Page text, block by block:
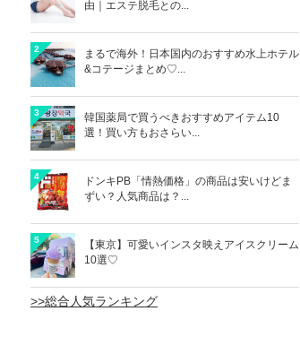
由｜エステ脱毛との...
2
まるで海外！日本国内のおすすめ水上ホテル
&コテージまとめ♡...
3
韓国薬局で買うべきおすすめアイテム10
選！買い方もおさらい...
4
ドンキPB「情熱価格」の商品は安いけどま
ずい？人気商品は？...
5
【東京】可愛いインスタ映えアイスクリーム
10選♡
>>総合人気ランキング